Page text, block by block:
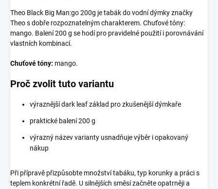
Theo Black Big Man:go 200g je tabák do vodní dýmky značky
Theo s dobře rozpoznatelným charakterem. Chuťové tóny:
mango. Balení 200 g se hodí pro pravidelné použití i porovnávání
vlastních kombinací.
Chuťové tóny: mango.
Proč zvolit tuto variantu
výraznější dark leaf základ pro zkušenější dýmkaře
praktické balení 200 g
výrazný název varianty usnadňuje výběr i opakovaný
nákup
Při přípravě přizpůsobte množství tabáku, typ korunky a práci s
teplem konkrétní řadě. U silnějších směsí začněte opatrněji a